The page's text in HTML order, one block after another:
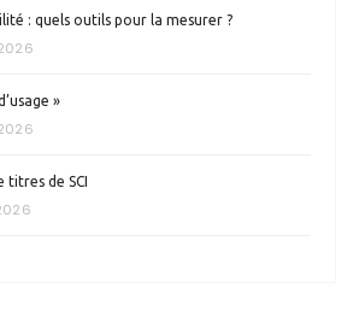
: quels outils pour la mesurer ?
»
titres de SCI